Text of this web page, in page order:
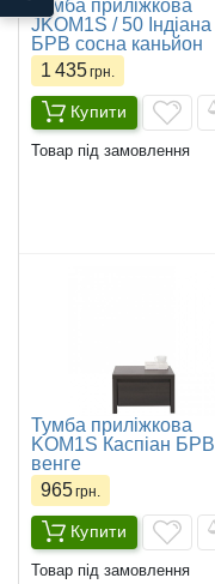
Тумба приліжкова
JKOM1S / 50 Індіана
БРВ сосна каньйон
1 435грн.
Купити
Товар під замовлення
Тумба приліжкова
KOM1S Каспіан БРВ
венге
965грн.
Купити
Товар під замовлення